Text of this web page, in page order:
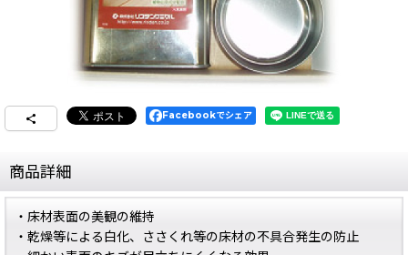
Facebookでシェア
商品詳細
・床材表面の美観の維持
・乾燥等による白化、ささくれ等の床材の不具合発生の防止